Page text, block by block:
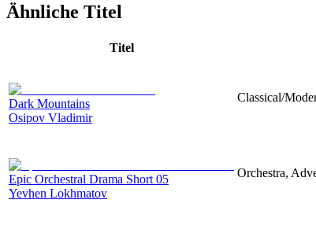
Ähnliche Titel
Titel
Dark Mountains
Osipov Vladimir
Classical/
Epic Orchestral Drama Short 05
Yevhen Lokhmatov
Orchestra,